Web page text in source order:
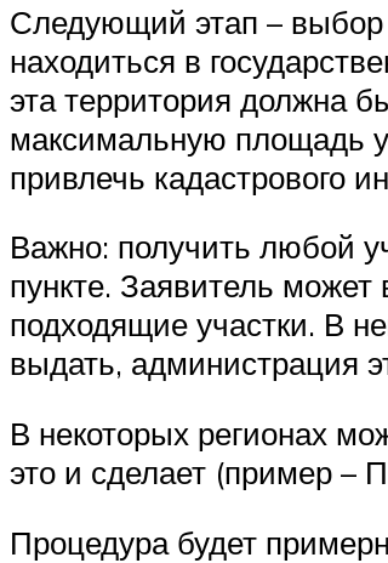
Следующий этап – выбор
находиться в
эта территория должна
максимальную площадь
привлечь кадастрового
Важно: получить любой
пункте. Заявитель
подходящие участки. В
выдать, администрация
В некоторых регионах
это и сделает (пример –
Процедура будет